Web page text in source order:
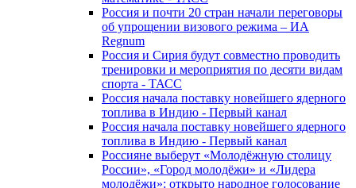
Россия и почти 20 стран начали переговоры
об упрощении визового режима – ИА
Regnum
Россия и Сирия будут совместно проводить
тренировки и мероприятия по десяти видам
спорта - ТАСС
Россия начала поставку новейшего ядерного
топлива в Индию - Первый канал
Россия начала поставку новейшего ядерного
топлива в Индию - Первый канал
Россияне выберут «Молодёжную столицу
России», «Город молодёжи» и «Лидера
молодёжи»: открыто народное голосование